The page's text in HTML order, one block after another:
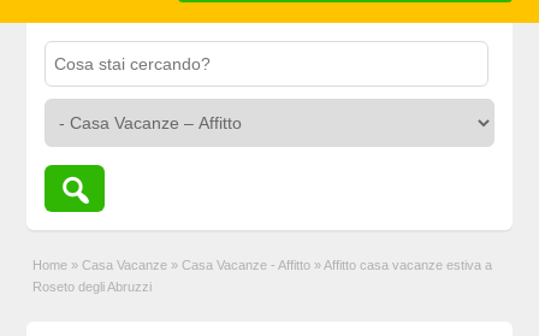
Home » Casa Vacanze » Casa Vacanze - Affitto » Affitto casa vacanze estiva a
Roseto degli Abruzzi